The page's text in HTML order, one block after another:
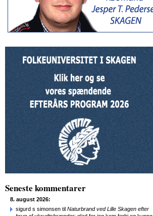
Seneste kommentarer
8. august 2026:
sigurd s simonsen til Naturbrand ved Lille Skagen efter